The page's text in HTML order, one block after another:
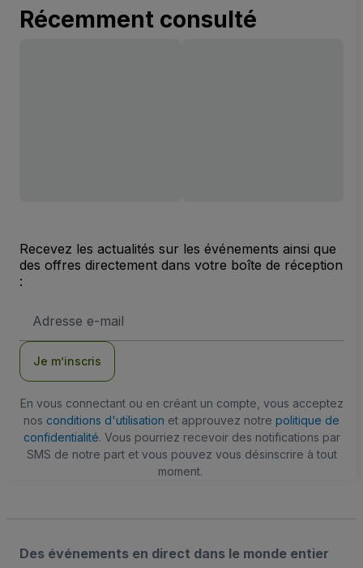
Récemment consulté
Recevez les actualités sur les événements ainsi que
des offres directement dans votre boîte de réception
:
e-
Je m’inscris
En vous connectant ou en créant un compte, vous acceptez
nos conditions d'utilisation et approuvez notre politique de
confidentialité. Vous pourriez recevoir des notifications par
SMS de notre part et vous pouvez vous désinscrire à tout
moment.
Des événements en direct dans le monde entier